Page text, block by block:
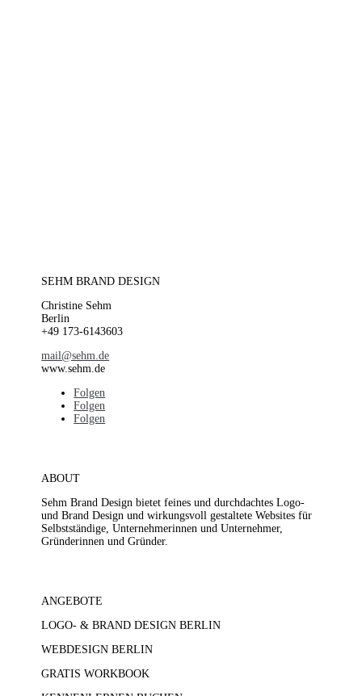
SEHM BRAND DESIGN
Christine Sehm
Berlin
+49 173-6143603
mail@sehm.de
www.sehm.de
Folgen
Folgen
Folgen
ABOUT
Sehm Brand Design bietet feines und durchdachtes Logo-
und Brand Design und wirkungsvoll gestaltete Websites für
Selbstständige, Unternehmerinnen und Unternehmer,
Gründerinnen und Gründer.
ANGEBOTE
LOGO- & BRAND DESIGN BERLIN
WEBDESIGN BERLIN
GRATIS WORKBOOK